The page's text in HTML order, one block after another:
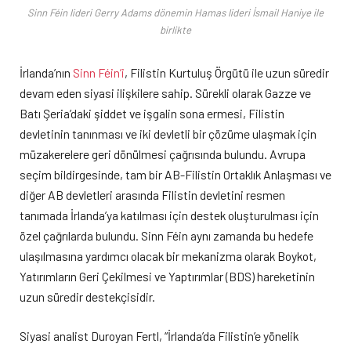
Sinn Féin lideri Gerry Adams dönemin Hamas lideri İsmail Haniye ile
birlikte
İrlanda’nın Sinn Féin’i, Filistin Kurtuluş Örgütü ile uzun süredir
devam eden siyasi ilişkilere sahip. Sürekli olarak Gazze ve
Batı Şeria’daki şiddet ve işgalin sona ermesi, Filistin
devletinin tanınması ve iki devletli bir çözüme ulaşmak için
müzakerelere geri dönülmesi çağrısında bulundu. Avrupa
seçim bildirgesinde, tam bir AB-Filistin Ortaklık Anlaşması ve
diğer AB devletleri arasında Filistin devletini resmen
tanımada İrlanda’ya katılması için destek oluşturulması için
özel çağrılarda bulundu. Sinn Féin aynı zamanda bu hedefe
ulaşılmasına yardımcı olacak bir mekanizma olarak Boykot,
Yatırımların Geri Çekilmesi ve Yaptırımlar (BDS) hareketinin
uzun süredir destekçisidir.
Siyasi analist Duroyan Fertl, “İrlanda’da Filistin’e yönelik